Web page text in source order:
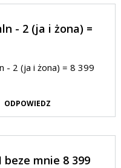
- 2 (ja i żona) =
- 2 (ja i żona) = 8 399
ODPOWIEDZ
I beze mnie 8 399